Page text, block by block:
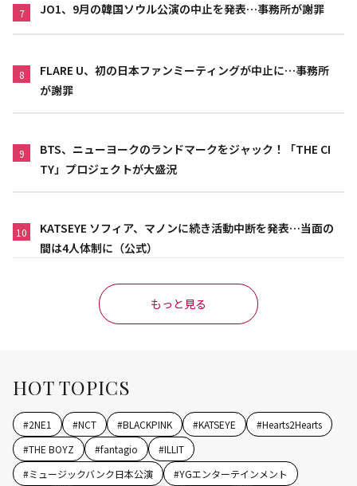
7 JO1、9月の韓国ソウル公演の中止を発表…事務所が謝罪
8
FLARE U、初の日本ファンミーティングが中止に…事務所
が謝罪
9
BTS、ニューヨークのランドマークをジャック！「THE CI
TY」プロジェクトが大盛況
10
KATSEYE ソフィア、マノンに続き活動中断を発表…当面の
間は4人体制に（公式）
もっと見る
HOT TOPICS
#2NE1 #NCT #BLACKPINK #KATSEYE #Hearts2Hearts
#THE BOYZ #fantagio #ILLIT
#ミュージックバンク日本公演 #YGエンターテインメント